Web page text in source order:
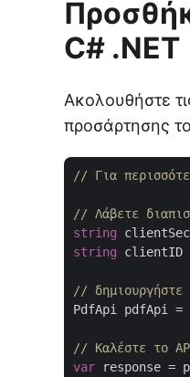
C# .NET
Ακολουθήστε
προσάρτησης
// Για
// Λάβετε
string
string clientID
// δημιουργήστε
PdfApi pdfApi =
// Καλέστε το
var response =